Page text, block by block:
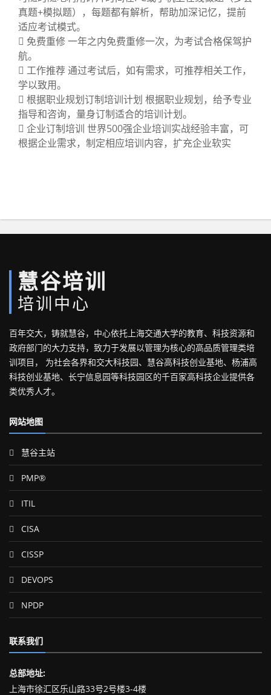
真题+模拟题），每题都有解析，帮助加深记忆，提前
适应考试模式。
 免费重修 一年之内免费重修一次，为考试合格保驾护
航。
 工作推荐 通过考试后，如有需求，可推荐相关工作，
学以致用。
 根据职业规划订制培训计划 根据职业规划，给予专业
指导和咨询，量身订制适合的培训计划。
 企业订制培训 世界500强企业培训实战经验丰富，可
根据企业需求，制定相应培训内容，扩充企业软实
慧谷培训
培训中心
百年交大，铸就慧谷，中心依托上海交通大学的教育、科技资源和
政府部门的大力支持，致力于发展以管理为核心的高品质管理类培
训项目， 为社会各界和交大科技园、慧谷高科技创业基地、杨浦高
科技创业基地、长宁信息园等科技园区的千百家高科技企业提供各
类优秀人才。
网站地图
慧谷主站
PMP®
ITIL
CISA
CISSP
DEVOPS
NPDP
联系我们
总部地址:
上海市徐汇区乐山路33号2号楼3-4楼